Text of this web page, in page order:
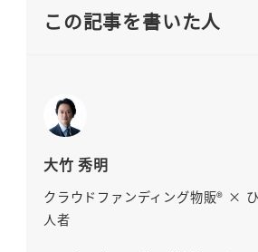
この記事を書いた人
大竹 秀明
クラウドファンディング物販® ×
人者